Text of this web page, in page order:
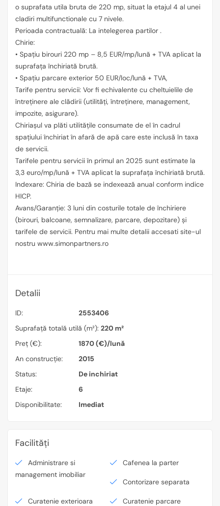
o suprafata utila bruta de 220 mp, situat la etajul 4 al unei
cladiri multifunctionale cu 7 nivele.
Perioada contractuală: La intelegerea partilor .
Chirie:
• Spațiu birouri 220 mp – 8,5 EUR/mp/lună + TVA aplicat la
suprafața închiriată brută.
• Spațiu parcare exterior 50 EUR/loc/lună + TVA,
Tarife pentru servicii: Vor fi echivalente cu cheltuielile de
întreținere ale clădirii (utilități, întreținere, management,
impozite, asigurare).
Chiriașul va plăti utilitățile consumate de el în cadrul
spațiului închiriat în afară de apă care este inclusă în taxa
de servicii.
Tarifele pentru servicii în primul an 2025 sunt estimate la
3,3 euro/mp/lună + TVA aplicat la suprafața închiriată brută.
Indexare: Chiria de bază se indexează anual conform indice
HICP.
Avans/Garanție: 3 luni din costurile totale de închiriere
(birouri, balcoane, semnalizare, parcare, depozitare) și
tarifele de servicii. Pentru mai multe detalii accesati site-ul
nostru www.simonpartners.ro
Detalii
ID:
2553406
Suprafață totală utilă (m²): 220 m²
Preț (€):
1870 (€)/lună
An construcție:
2015
Status:
De inchiriat
Etaje:
6
Disponibilitate:
Imediat
Facilități
Administrare si
management imobiliar
Cafenea la parter
Contorizare separata
Curatenie exterioara Curatenie parcare